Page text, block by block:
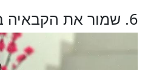
6. שמור את הקבאיה בתלייה